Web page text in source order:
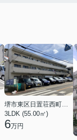
堺市東区日置荘西町７丁
3LDK (55.00㎡)
6万円